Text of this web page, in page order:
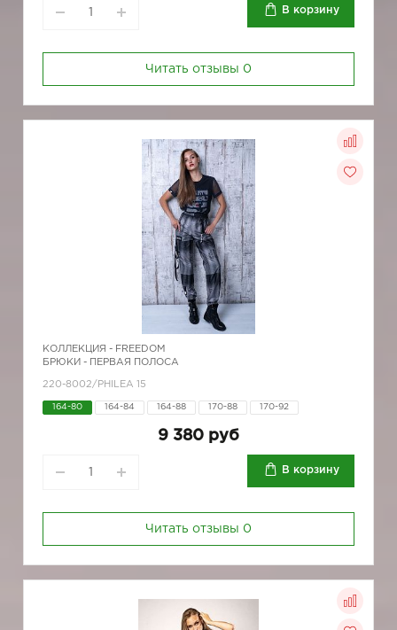
В корзину
Читать отзывы 0
КОЛЛЕКЦИЯ - FREEDOM
БРЮКИ - ПЕРВАЯ ПОЛОСА
220-8002/PHILEA 15
164-80 164-84 164-88 170-88 170-92
9 380 руб
В корзину
Читать отзывы 0